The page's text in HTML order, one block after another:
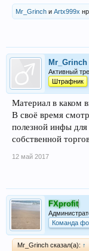
Mr_Grinch и Artx999x
Mr_Grinch
Активный
Штрафник
Материал в каком
В своё время
полезной инфы
собственной
12 май 2017
FXprofit
Команда
Mr_Grinch сказал(а): ↑